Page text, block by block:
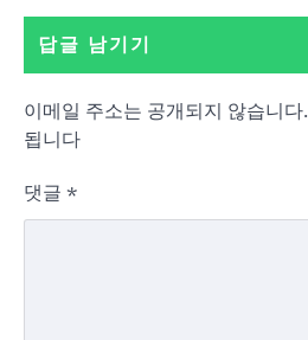
답글 남기기
이메일 주소는 공개되지 않습니다.
됩니다
댓글 *